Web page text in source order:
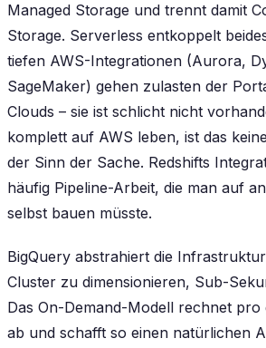
Managed Storage und trennt damit
Storage. Serverless entkoppelt
tiefen AWS-Integrationen (Aurora,
SageMaker) gehen zulasten der
Clouds – sie ist schlicht nicht
komplett auf AWS leben, ist das
der Sinn der Sache. Redshifts
häufig Pipeline-Arbeit, die man auf
selbst bauen müsste.
BigQuery abstrahiert die
Cluster zu dimensionieren, Sub-
Das On-Demand-Modell rechnet pro
ab und schafft so einen natürlichen